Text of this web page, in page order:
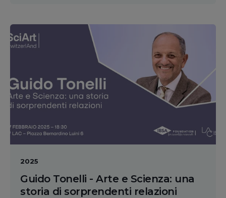
2025
Guido Tonelli - Arte e Scienza: una
storia di sorprendenti relazioni